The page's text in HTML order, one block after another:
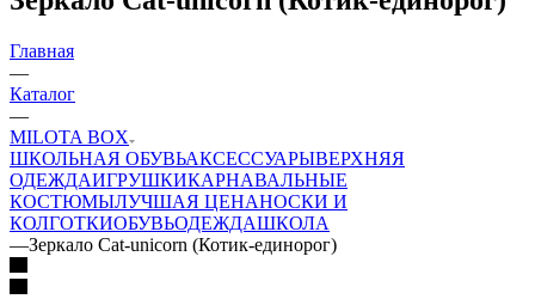
Главная
—
Каталог
—
MILOTA BOX
ШКОЛЬНАЯ ОБУВЬАКСЕССУАРЫВЕРХНЯЯ
ОДЕЖДАИГРУШКИКАРНАВАЛЬНЫЕ
КОСТЮМЫЛУЧШАЯ ЦЕНАНОСКИ И
КОЛГОТКИОБУВЬОДЕЖДАШКОЛА
—Зеркало Cat-unicorn (Котик-единорог)